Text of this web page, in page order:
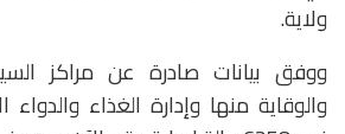
ولاية.
ووفق بيانات صادرة عن مراكز
والوقاية منها وإدارة الغذاء والدواء